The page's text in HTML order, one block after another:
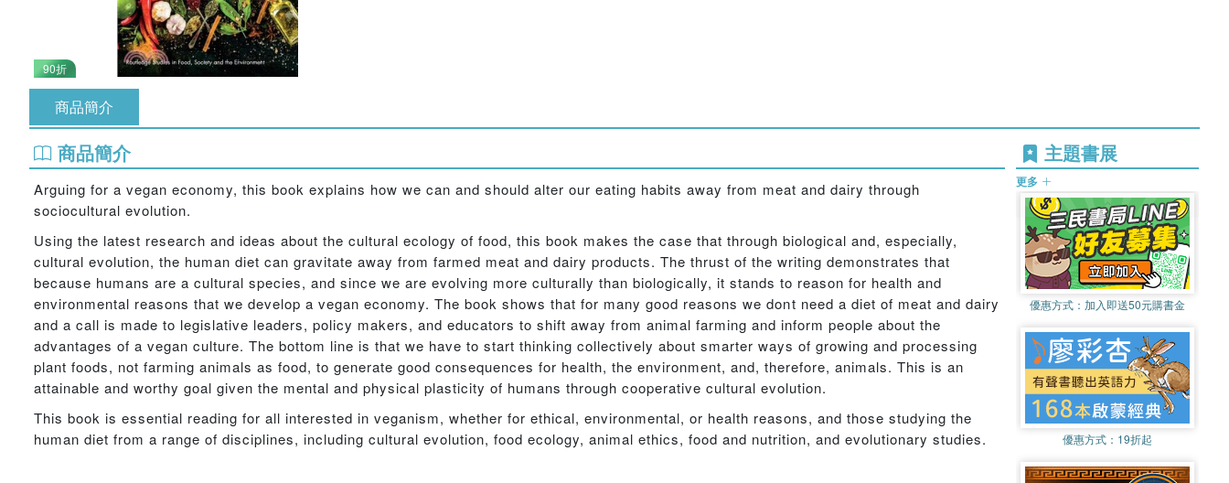
90折
商品簡介
商品簡介
Arguing for a vegan economy, this book explains how we can and should alter our eating habits away from meat and dairy through
sociocultural evolution.
Using the latest research and ideas about the cultural ecology of food, this book makes the case that through biological and, especially,
cultural evolution, the human diet can gravitate away from farmed meat and dairy products. The thrust of the writing demonstrates that
because humans are a cultural species, and since we are evolving more culturally than biologically, it stands to reason for health and
environmental reasons that we develop a vegan economy. The book shows that for many good reasons we dont need a diet of meat and dairy
and a call is made to legislative leaders, policy makers, and educators to shift away from animal farming and inform people about the
advantages of a vegan culture. The bottom line is that we have to start thinking collectively about smarter ways of growing and processing
plant foods, not farming animals as food, to generate good consequences for health, the environment, and, therefore, animals. This is an
attainable and worthy goal given the mental and physical plasticity of humans through cooperative cultural evolution.
This book is essential reading for all interested in veganism, whether for ethical, environmental, or health reasons, and those studying the
human diet from a range of disciplines, including cultural evolution, food ecology, animal ethics, food and nutrition, and evolutionary studies.
主題書展
更多
優惠方式： 加入即送50元購書金
優惠方式： 19折起